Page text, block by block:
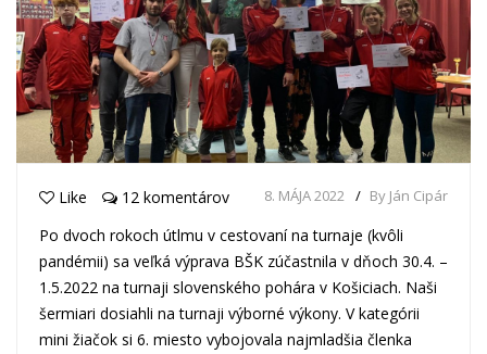
8. MÁJA 2022 By Ján Cipár
Like
12 komentárov
Po dvoch rokoch útlmu v cestovaní na turnaje (kvôli
pandémii) sa veľká výprava BŠK zúčastnila v dňoch 30.4. –
1.5.2022 na turnaji slovenského pohára v Košiciach. Naši
šermiari dosiahli na turnaji výborné výkony. V kategórii
mini žiačok si 6. miesto vybojovala najmladšia členka